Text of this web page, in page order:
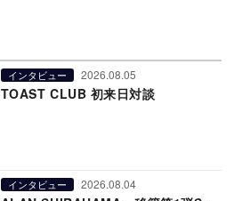
インタビュー 2026.08.05
TOAST CLUB 初来日対談
インタビュー 2026.08.04